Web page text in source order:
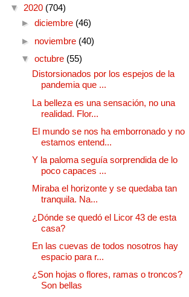
▼ 2020 (704)
► diciembre (46)
► noviembre (40)
▼ octubre (55)
Distorsionados por los espejos de la
pandemia que ...
La belleza es una sensación, no una
realidad. Flor...
El mundo se nos ha emborronado y no
estamos entend...
Y la paloma seguía sorprendida de lo
poco capaces ...
Miraba el horizonte y se quedaba tan
tranquila. Na...
¿Dónde se quedó el Licor 43 de esta
casa?
En las cuevas de todos nosotros hay
espacio para r...
¿Son hojas o flores, ramas o troncos?
Son bellas